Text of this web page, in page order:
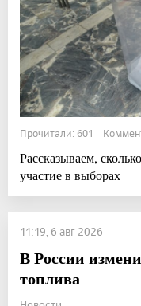
Прочитали: 601
Рассказываем,
участие в выборах
11:19, 6 авг 2026
В России
топлива